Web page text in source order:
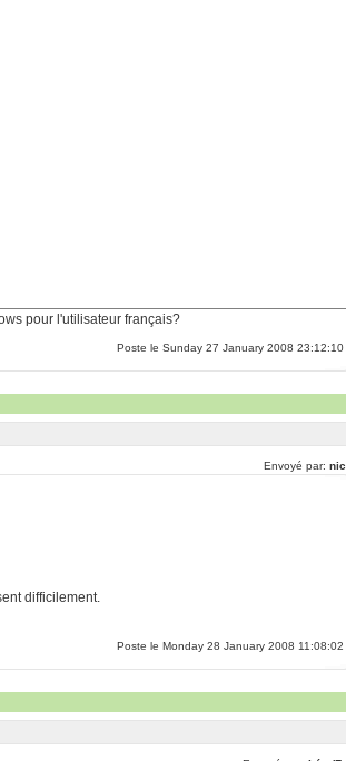
pour l'utilisateur français?
Poste le Sunday 27 January 2008 23:12:10
Envoyé par:
difficilement.
Poste le Monday 28 January 2008 11:08:02